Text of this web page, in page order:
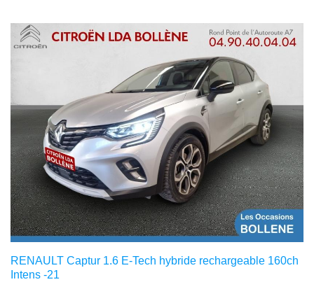
RENAULT Captur 1.6 E-Tech hybride rechargeable 160ch
Intens -21